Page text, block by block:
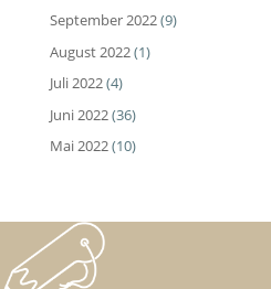
September 2022(9)
August 2022(1)
Juli 2022(4)
Juni 2022(36)
Mai 2022(10)